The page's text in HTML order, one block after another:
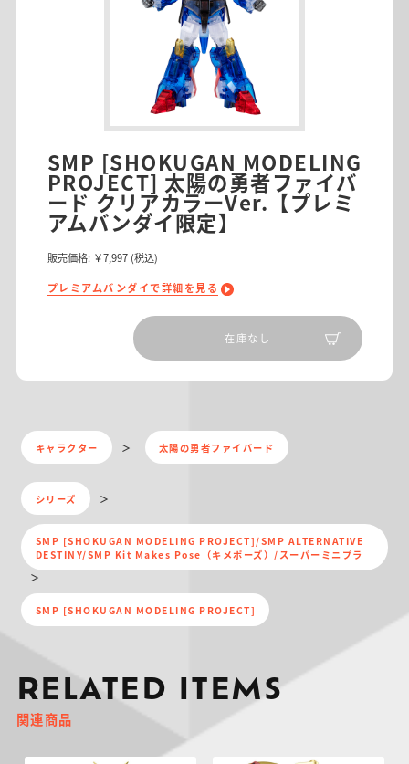
SMP [SHOKUGAN MODELING
PROJECT] 太陽の勇者ファイバ
ード クリアカラーVer.【プレミ
アムバンダイ限定】
販売価格: ￥7,997 (税込)
プレミアムバンダイで詳細を見る
在庫なし
キャラクター 太陽の勇者ファイバード
シリーズ
SMP [SHOKUGAN MODELING PROJECT]/SMP ALTERNATIVE
DESTINY/SMP Kit Makes Pose（キメポーズ）/スーパーミニプラ
SMP [SHOKUGAN MODELING PROJECT]
RELATED ITEMS
関連商品